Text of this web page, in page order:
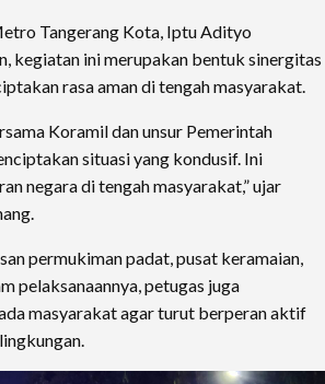
Tangerang Kota, Iptu Adityo
kegiatan ini merupakan bentuk sinergitas
rasa aman di tengah masyarakat.
Koramil dan unsur Pemerintah
situasi yang kondusif. Ini
negara di tengah masyarakat,” ujar
permukiman padat, pusat keramaian,
pelaksanaannya, petugas juga
masyarakat agar turut berperan aktif